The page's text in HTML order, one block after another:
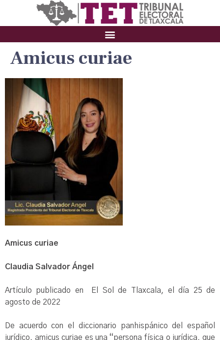
Amicus curiae
Amicus curiae
Claudia Salvador Ángel
Artículo publicado en El Sol de Tlaxcala, el día 25 de
agosto de 2022
De acuerdo con el diccionario panhispánico del español
jurídico, amicus curiae es una “persona física o jurídica, que